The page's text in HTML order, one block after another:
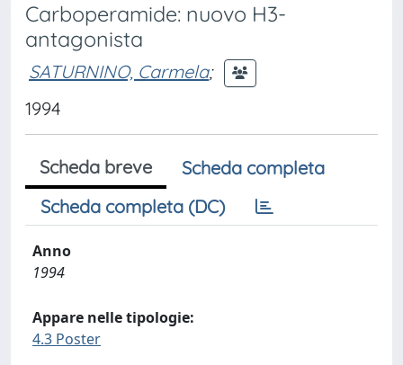
Carboperamide: nuovo H3-
antagonista
SATURNINO, Carmela;
1994
Scheda breve
Scheda completa
Scheda completa (DC)
Anno
1994
Appare nelle tipologie:
4.3 Poster